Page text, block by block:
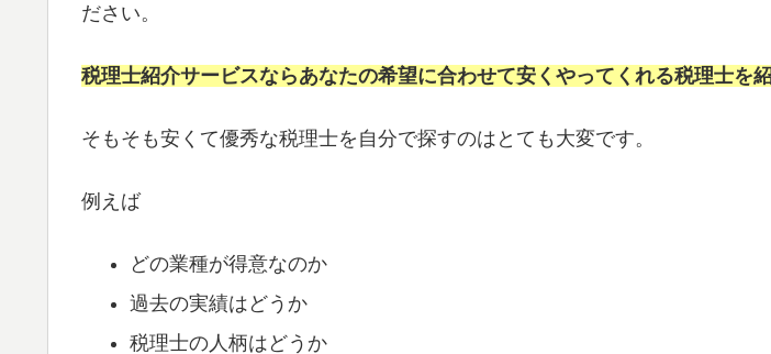
ださい。
税理士紹介サービスならあなたの希望に合わせて安くやってくれる税理士を
そもそも安くて優秀な税理士を自分で探すのはとても大変です。
例えば
どの業種が得意なのか
過去の実績はどうか
税理士の人柄はどうか